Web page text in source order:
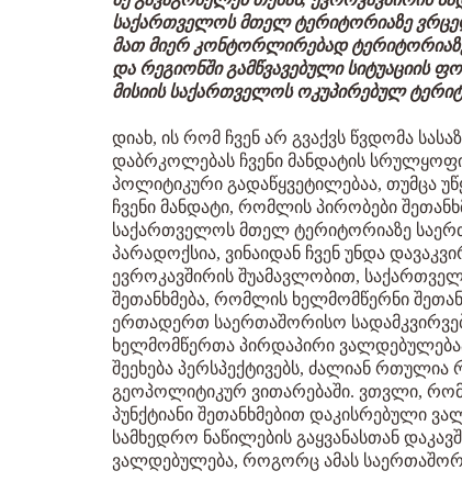
საქართველოს მთელ ტერიტორიაზე
მათ მიერ კონტორლირებად ტერიტორიაზე
და რეგიონში გამწვავებული სიტუაციის
მისიის საქართველოს ოკუპირებულ
დიახ, ის რომ ჩვენ არ გვაქვს წვდომა
დაბრკოლებას ჩვენი მანდატის
პოლიტიკური გადაწყვეტილებაა, თუმცა
ჩვენი მანდატი, რომლის პირობები
საქართველოს მთელ ტერიტორიაზე
პარადოქსია, ვინაიდან ჩვენ უნდა
ევროკავშირის შუამავლობით,
შეთანხმება, რომლის ხელმომწერნი
ერთადერთ საერთაშორისო
ხელმომწერთა პირდაპირი
შეეხება პერსპექტივებს, ძალიან
გეოპოლიტიკურ ვითარებაში. ვთვლი,
პუნქტიანი შეთანხმებით დაკისრებული
სამხედრო ნაწილების გაყვანასთან
ვალდებულება, როგორც ამას